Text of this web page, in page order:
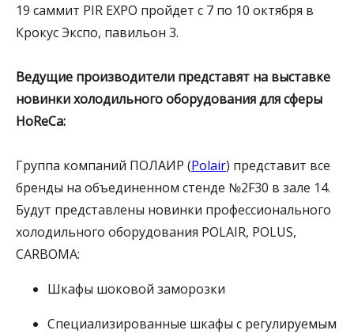
19 саммит PIR EXPO пройдет с 7 по 10 октября в
Крокус Экспо, павильон 3.
Ведущие производители представят на выставке
новинки холодильного оборудования для сферы
HoReCa:
Группа компаний ПОЛАИР (Polair) представит все
бренды на объединенном стенде №2F30 в зале 14.
Будут представлены новинки профессионального
холодильного оборудования POLAIR, POLUS,
СARBOMA:
Шкафы шоковой заморозки
Специализированные шкафы с регулируемым